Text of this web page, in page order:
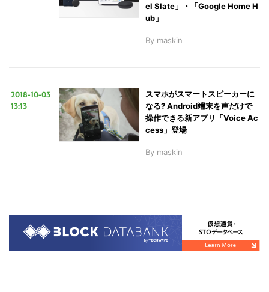
el Slate」・「Google Home H
ub」
By maskin
2018-10-03
13:13
スマホがスマートスピーカーに
なる? Android端末を声だけで
操作できる新アプリ「Voice Ac
cess」登場
By maskin